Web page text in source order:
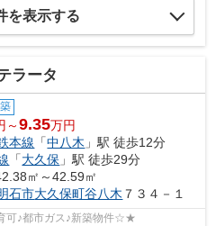
を表示する
ラータ
～9.35万円
本線 「中八木 」駅 徒歩12分
「大久保 」駅 徒歩29分
㎡～42.59㎡
石市大久保町谷八木 ７３４－１
可♪都市ガス♪新築物件☆★